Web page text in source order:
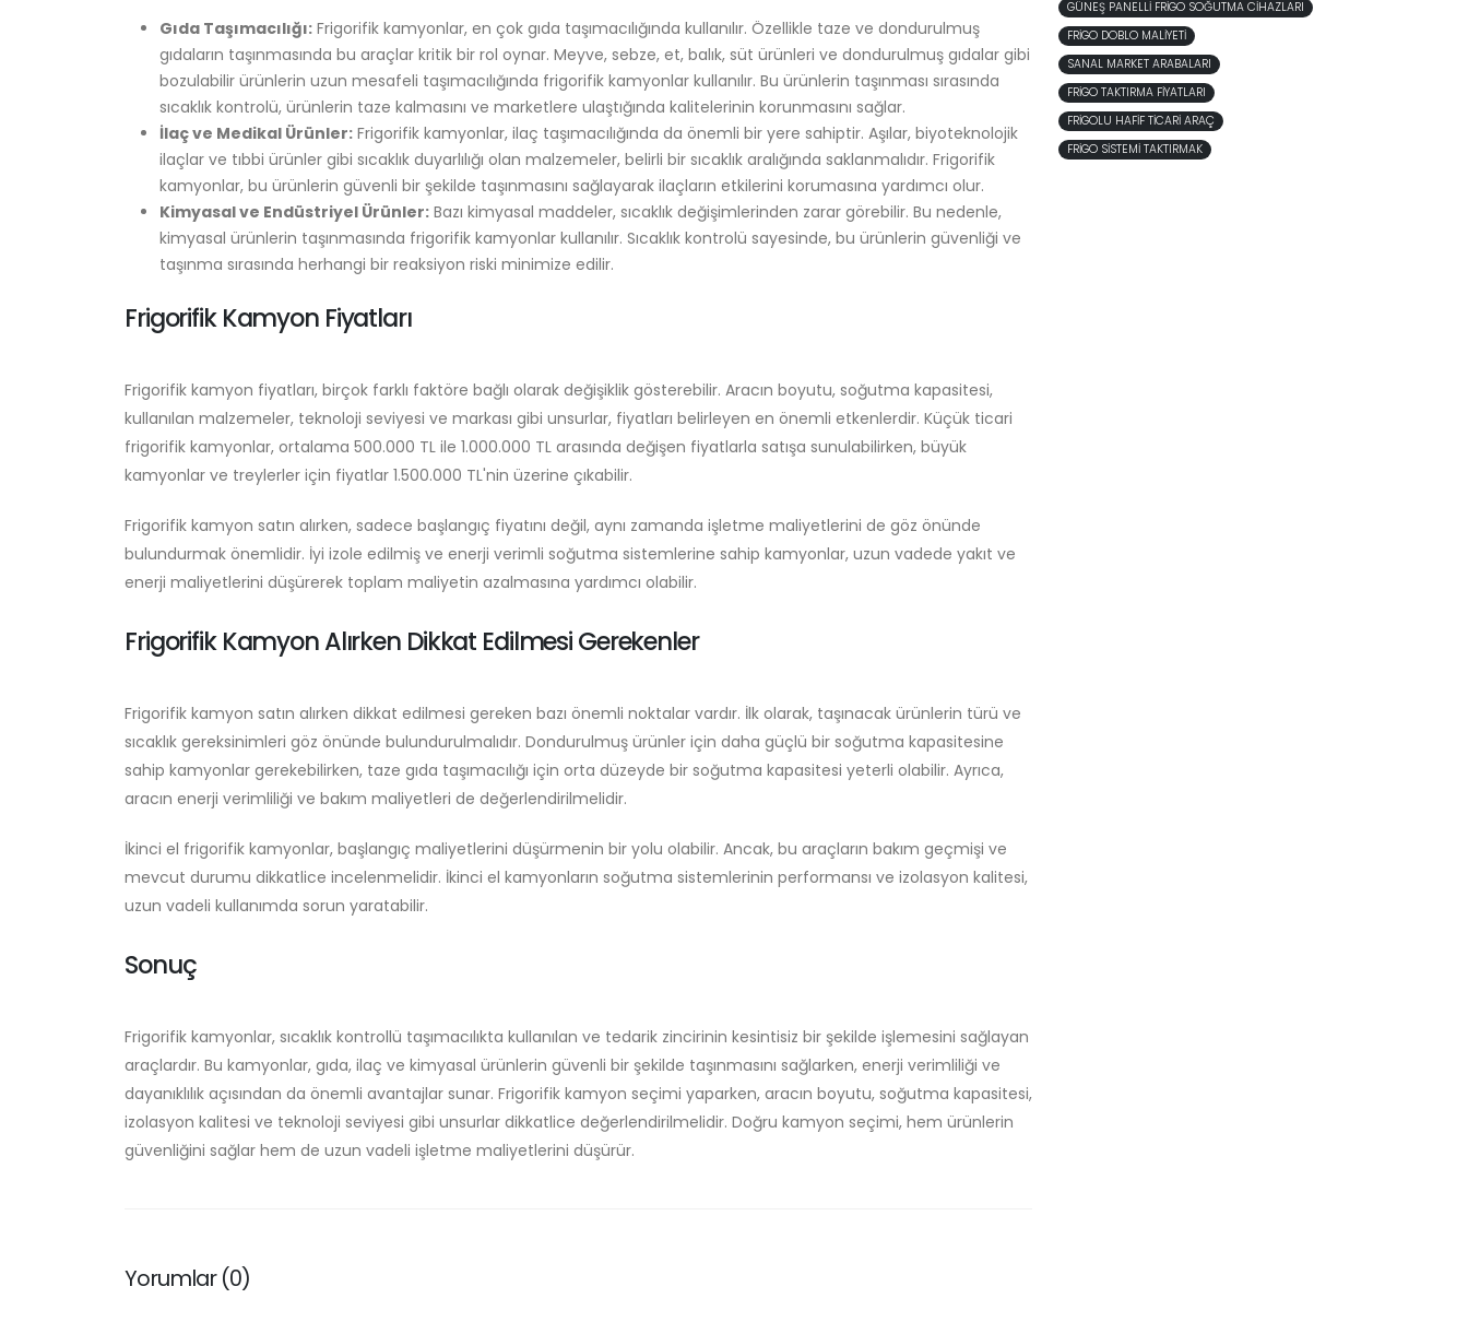
GÜNEŞ PANELLI FRIGO SOĞUTMA CIHAZLARI
FRIGO DOBLO MALIYETI
SANAL MARKET ARABALARI
FRIGO TAKTIRMA FIYATLARI
FRIGOLU HAFIF TICARI ARAÇ
FRIGO SISTEMI TAKTIRMAK
Gıda Taşımacılığı: Frigorifik kamyonlar, en çok gıda taşımacılığında kullanılır. Özellikle taze ve dondurulmuş
gıdaların taşınmasında bu araçlar kritik bir rol oynar. Meyve, sebze, et, balık, süt ürünleri ve dondurulmuş gıdalar gibi
bozulabilir ürünlerin uzun mesafeli taşımacılığında frigorifik kamyonlar kullanılır. Bu ürünlerin taşınması sırasında
sıcaklık kontrolü, ürünlerin taze kalmasını ve marketlere ulaştığında kalitelerinin korunmasını sağlar.
İlaç ve Medikal Ürünler: Frigorifik kamyonlar, ilaç taşımacılığında da önemli bir yere sahiptir. Aşılar, biyoteknolojik
ilaçlar ve tıbbi ürünler gibi sıcaklık duyarlılığı olan malzemeler, belirli bir sıcaklık aralığında saklanmalıdır. Frigorifik
kamyonlar, bu ürünlerin güvenli bir şekilde taşınmasını sağlayarak ilaçların etkilerini korumasına yardımcı olur.
Kimyasal ve Endüstriyel Ürünler: Bazı kimyasal maddeler, sıcaklık değişimlerinden zarar görebilir. Bu nedenle,
kimyasal ürünlerin taşınmasında frigorifik kamyonlar kullanılır. Sıcaklık kontrolü sayesinde, bu ürünlerin güvenliği ve
taşınma sırasında herhangi bir reaksiyon riski minimize edilir.
Frigorifik Kamyon Fiyatları
Frigorifik kamyon fiyatları, birçok farklı faktöre bağlı olarak değişiklik gösterebilir. Aracın boyutu, soğutma kapasitesi,
kullanılan malzemeler, teknoloji seviyesi ve markası gibi unsurlar, fiyatları belirleyen en önemli etkenlerdir. Küçük ticari
frigorifik kamyonlar, ortalama 500.000 TL ile 1.000.000 TL arasında değişen fiyatlarla satışa sunulabilirken, büyük
kamyonlar ve treylerler için fiyatlar 1.500.000 TL'nin üzerine çıkabilir.
Frigorifik kamyon satın alırken, sadece başlangıç fiyatını değil, aynı zamanda işletme maliyetlerini de göz önünde
bulundurmak önemlidir. İyi izole edilmiş ve enerji verimli soğutma sistemlerine sahip kamyonlar, uzun vadede yakıt ve
enerji maliyetlerini düşürerek toplam maliyetin azalmasına yardımcı olabilir.
Frigorifik Kamyon Alırken Dikkat Edilmesi Gerekenler
Frigorifik kamyon satın alırken dikkat edilmesi gereken bazı önemli noktalar vardır. İlk olarak, taşınacak ürünlerin türü ve
sıcaklık gereksinimleri göz önünde bulundurulmalıdır. Dondurulmuş ürünler için daha güçlü bir soğutma kapasitesine
sahip kamyonlar gerekebilirken, taze gıda taşımacılığı için orta düzeyde bir soğutma kapasitesi yeterli olabilir. Ayrıca,
aracın enerji verimliliği ve bakım maliyetleri de değerlendirilmelidir.
İkinci el frigorifik kamyonlar, başlangıç maliyetlerini düşürmenin bir yolu olabilir. Ancak, bu araçların bakım geçmişi ve
mevcut durumu dikkatlice incelenmelidir. İkinci el kamyonların soğutma sistemlerinin performansı ve izolasyon kalitesi,
uzun vadeli kullanımda sorun yaratabilir.
Sonuç
Frigorifik kamyonlar, sıcaklık kontrollü taşımacılıkta kullanılan ve tedarik zincirinin kesintisiz bir şekilde işlemesini sağlayan
araçlardır. Bu kamyonlar, gıda, ilaç ve kimyasal ürünlerin güvenli bir şekilde taşınmasını sağlarken, enerji verimliliği ve
dayanıklılık açısından da önemli avantajlar sunar. Frigorifik kamyon seçimi yaparken, aracın boyutu, soğutma kapasitesi,
izolasyon kalitesi ve teknoloji seviyesi gibi unsurlar dikkatlice değerlendirilmelidir. Doğru kamyon seçimi, hem ürünlerin
güvenliğini sağlar hem de uzun vadeli işletme maliyetlerini düşürür.
Yorumlar (0)